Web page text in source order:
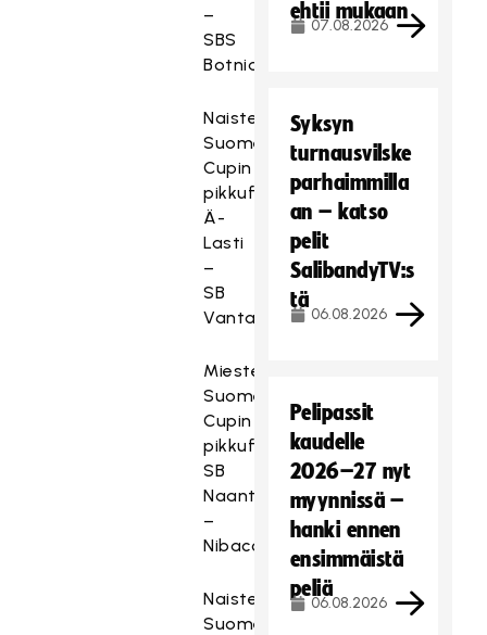
–
SBS
Botnia
Naisten
Suomen
Cupin
pikkufinaali:
Ä-
Lasti
–
SB
Vantaa
Miesten
Suomen
Cupin
pikkufinaali:
SB
Naantali
–
Nibacos
Naisten
Suomen
ehtii mukaan
07.08.2026
Syksyn
turnausvilske
parhaimmilla
an – katso
pelit
SalibandyTV:s
tä
06.08.2026
Pelipassit
kaudelle
2026–27 nyt
myynnissä –
hanki ennen
ensimmäistä
peliä
06.08.2026